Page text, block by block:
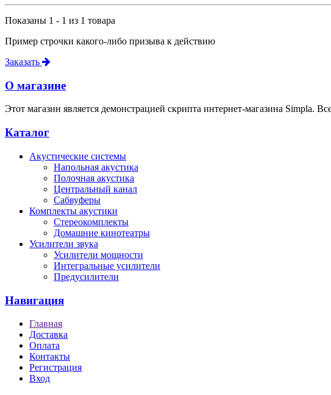
Показаны 1 - 1 из 1 товара
Пример строчки какого-либо призыва к действию
Заказать
О магазине
Этот магазин является демонстрацией скрипта интернет-магазина Simpla.
Каталог
Акустические системы
Напольная акустика
Полочная акустика
Центральный канал
Сабвуферы
Комплекты акустики
Стереокомплекты
Домашние кинотеатры
Усилители звука
Усилители мощности
Интегральные усилители
Предусилители
Навигация
Главная
Доставка
Оплата
Контакты
Регистрация
Вход